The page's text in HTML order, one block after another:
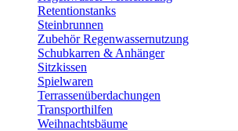
Retentionstanks
Steinbrunnen
Zubehör Regenwassernutzung
Schubkarren & Anhänger
Sitzkissen
Spielwaren
Terrassenüberdachungen
Transporthilfen
Weihnachtsbäume